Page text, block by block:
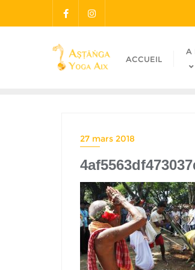
ACCUEIL
A
27 mars 2018